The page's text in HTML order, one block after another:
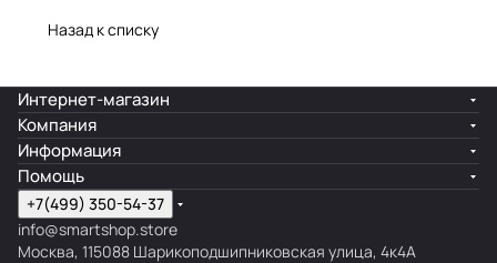
Назад к списку
Интернет-магазин
Компания
Информация
Помощь
+7(499) 350-54-37
info@smartshop.store
Москва, 115088 Шарикоподшипниковская улица, 4к4А